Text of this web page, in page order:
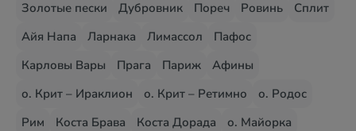
Золотые пески
Дубровник Пореч Ровинь
Сплит
Айя Напа
Ларнака Лимассол
Пафос
Карловы Вары
Прага Париж
Афины
о. Крит – Ираклион
о. Крит – Ретимно
о. Родос
Рим
Коста Брава Коста Дорада
о. Майорка